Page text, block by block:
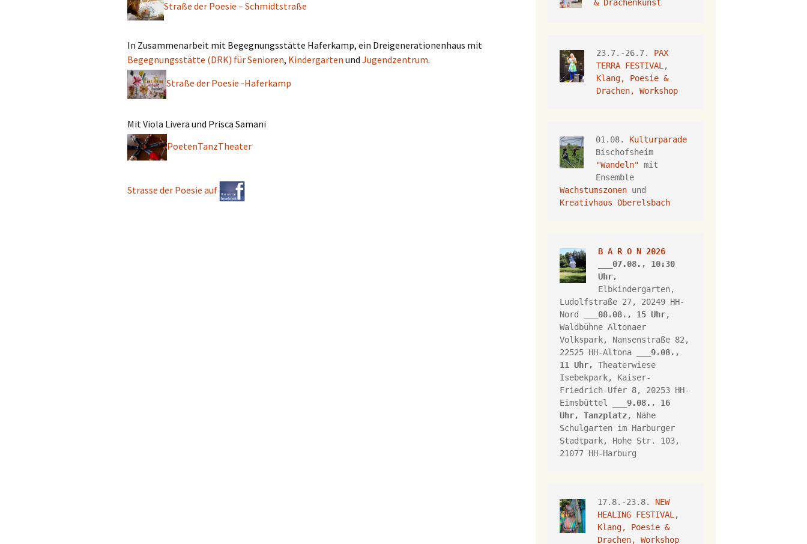
Poesie, Kunst, Musik,
Seminare
Versions
Straße der Poesie – Schmidtstraße
In Zusammenarbeit mit Begegnungsstätte Haferkamp, ein Dreigenerationenhaus mit
Begegnungsstätte (DRK) für Senioren, Kindergarten und Jugendzentrum.
Straße der Poesie -Haferkamp
Mit Viola Livera und Prisca Samani
PoetenTanzTheater
Strasse der Poesie auf
& Drachenkunst
23.7.-26.7.
PAX
TERRA FESTIVAL
Klang, Poesie &
Drachen, Workshop
01.08. Kulturparade
"Wandeln" mit
Wachstumszonen
Kreativhaus Oberelsbach
B A R O N 2026
___07.08., 10:30
Uhr,
Elbkindergarten,
Ludolfstraße 27, 20249 HH-
Nord ___ 08.08., 15 Uhr
Waldbühne Altonaer
Volkspark, Nansenstraße 82,
22525 HH-Altona
9.08.,
11 Uhr,
Theaterwiese
Isebekpark, Kaiser-
Friedrich-Ufer 8, 20253 HH-
Eimsbüttel ___ 9.08., 16
Uhr, Tanzplatz, Nähe
Schulgarten im Harburger
Stadtpark, Hohe Str. 103,
21077 HH-Harburg
17.8.-23.8. NEW
HEALING FESTIVAL
Klang, Poesie &
Drachen, Workshop